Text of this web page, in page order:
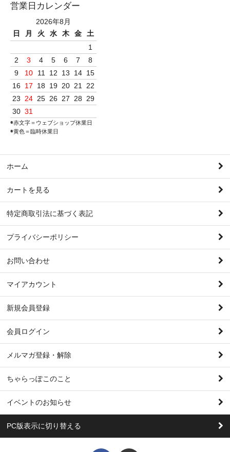
営業日カレンダー
2026年8月
日
月 火 水 木 金
土
1
2
3 4 5 6 7
8
9
10 11 12 13 14 15
16
17 18 19 20 21
22
23
24 25 26 27 28
29
30 31
◉赤文字＝ウェブショップ休業日
◉黄色＝臨時休業日
ホーム
カートを見る
特定商取引法に基づく表記
プライバシーポリシー
お問い合わせ
マイアカウント
新規会員登録
会員ログイン
メルマガ登録・解除
ちゃらっぽこのこと
イベントのお知らせ
PC版表示に切り替える